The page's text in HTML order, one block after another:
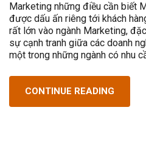
Marketing những điều cần biết
được dấu ấn riêng tới khách
rất lớn vào ngành Marketing,
sự cạnh tranh giữa các doanh
một trong những ngành có nhu
CONTINUE READING